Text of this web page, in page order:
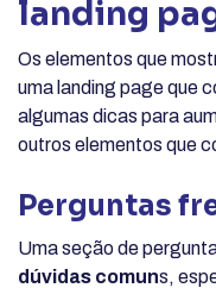
landing
Os elementos que
uma landing page que
algumas dicas para
outros elementos que
Perguntas
Uma seção de
dúvidas comuns,